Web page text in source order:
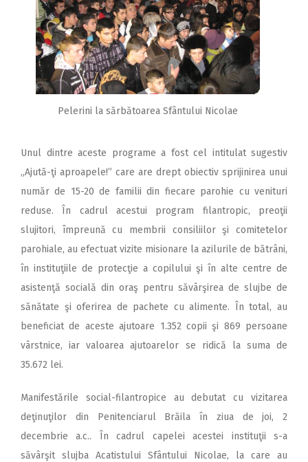
Pelerini la sărbătoarea Sfântului Nicolae
Unul dintre aceste programe a fost cel intitulat sugestiv
„Ajută-ţi aproapele!” care are drept obiectiv sprijinirea unui
număr de 15-20 de familii din fiecare parohie cu venituri
reduse. În cadrul acestui program filantropic, preoţii
slujitori, împreună cu membrii consiliilor şi comitetelor
parohiale, au efectuat vizite misionare la azilurile de bătrâni,
în instituţiile de protecţie a copilului şi în alte centre de
asistenţă socială din oraş pentru săvârşirea de slujbe de
sănătate şi oferirea de pachete cu alimente. În total, au
beneficiat de aceste ajutoare 1.352 copii şi 869 persoane
vârstnice, iar valoarea ajutoarelor se ridică la suma de
35.672 lei.
Manifestările social-filantropice au debutat cu vizitarea
deţinuţilor din Penitenciarul Brăila în ziua de joi, 2
decembrie a.c.. În cadrul capelei acestei instituţii s-a
săvârşit slujba Acatistului Sfântului Nicolae, la care au